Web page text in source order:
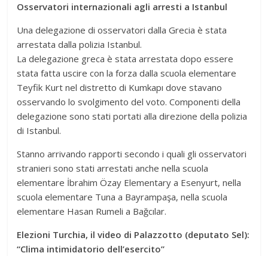
Osservatori internazionali agli arresti a Istanbul
Una delegazione di osservatori dalla Grecia è stata
arrestata dalla polizia Istanbul.
La delegazione greca è stata arrestata dopo essere
stata fatta uscire con la forza dalla scuola elementare
Teyfik Kurt nel distretto di Kumkapı dove stavano
osservando lo svolgimento del voto. Componenti della
delegazione sono stati portati alla direzione della polizia
di Istanbul.
Stanno arrivando rapporti secondo i quali gli osservatori
stranieri sono stati arrestati anche nella scuola
elementare İbrahim Özay Elementary a Esenyurt, nella
scuola elementare Tuna a Bayrampaşa, nella scuola
elementare Hasan Rumeli a Bağcılar.
Elezioni Turchia, il video di Palazzotto (deputato Sel):
“Clima intimidatorio dell’esercito”